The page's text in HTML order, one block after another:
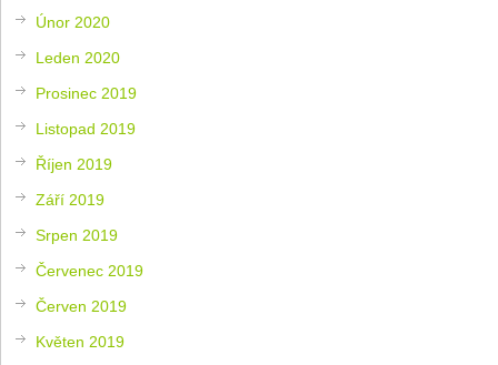
Únor 2020
Leden 2020
Prosinec 2019
Listopad 2019
Říjen 2019
Září 2019
Srpen 2019
Červenec 2019
Červen 2019
Květen 2019